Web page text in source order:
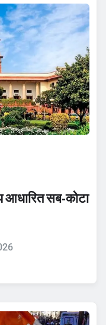
सब-कोटा